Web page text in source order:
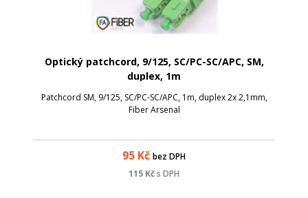
Optický patchcord, 9/125, SC/PC-SC/APC, SM,
duplex, 1m
Patchcord SM, 9/125, SC/PC-SC/APC, 1m, duplex 2x 2,1mm,
Fiber Arsenal
95 Kč bez DPH
115 Kčs DPH